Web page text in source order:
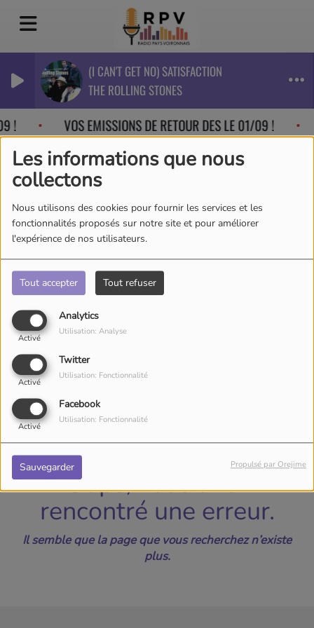
Les informations que nous
collectons
Nous utilisons des cookies pour fournir les services et les
fonctionnalités proposés sur notre site et pour améliorer
l'expérience de nos utilisateurs.
Tout accepter Tout refuser
Analytics
Activé
Utilisation: Analyse
Twitter
Activé
Utilisation: Fonctionnalité
Facebook
Activé
Utilisation: Fonctionnalité
Sauvegarder Propulsé par Orejime
(I CAN'T GET NO) SATISFACTION
THE ROLLING STONES
! VOS EMISSIONS DE RETOUR DES LE 01/09 !
Oups, vous avez
rencontré une erreur.
Il semble que la page que vous recherchez n’existe
plus.